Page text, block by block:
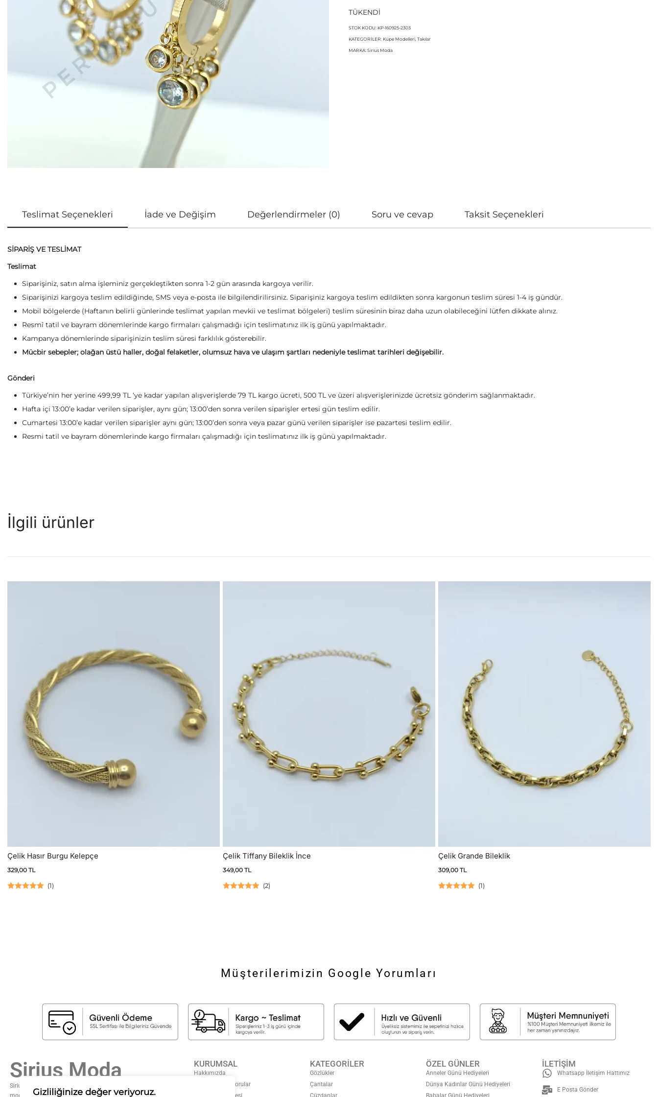
Gizliliğinize değer veriyoruz.
TÜKENDİ
STOK KODU: KP-160925-2303
KATEGORILER: Küpe Modelleri Takılar
MARKA:Sirius Moda
Teslimat Seçenekleri İade ve Değişim Değerlendirmeler (0) Soru ve cevap Taksit Seçenekleri
SİPARİŞ VE TESLİMAT
Teslimat
Siparişiniz, satın alma işleminiz gerçekleştikten sonra 1-2 gün arasında kargoya verilir.
Siparişinizi kargoya teslim edildiğinde, SMS veya e-posta ile bilgilendirilirsiniz. Siparişiniz kargoya teslim edildikten sonra kargonun teslim süresi 1-4 iş gündür.
Mobil bölgelerde (Haftanın belirli günlerinde teslimat yapılan mevkii ve teslimat bölgeleri) teslim süresinin biraz daha uzun olabileceğini lütfen dikkate alınız.
Resmî tatil ve bayram dönemlerinde kargo firmaları çalışmadığı için teslimatınız ilk iş günü yapılmaktadır.
Kampanya dönemlerinde siparişinizin teslim süresi farklılık gösterebilir.
Mücbir sebepler; olağan üstü haller, doğal felaketler, olumsuz hava ve ulaşım şartları nedeniyle teslimat tarihleri değişebilir.
Gönderi
Türkiye’nin her yerine 499,99 TL ‘ye kadar yapılan alışverişlerde 79 TL kargo ücreti, 500 TL ve üzeri alışverişlerinizde ücretsiz gönderim sağlanmaktadır.
Hafta içi 13:00’e kadar verilen siparişler, aynı gün; 13:00’den sonra verilen siparişler ertesi gün teslim edilir.
Cumartesi 13:00’e kadar verilen siparişler aynı gün; 13:00’den sonra veya pazar günü verilen siparişler ise pazartesi teslim edilir.
Resmi tatil ve bayram dönemlerinde kargo firmaları çalışmadığı için teslimatınız ilk iş günü yapılmaktadır.
İlgili ürünler
Çelik Hasır Burgu Kelepçe
329,00 TL
(1)
Çelik Tiffany Bileklik İnce
349,00 TL
(2)
Çelik Grande Bileklik
309,00 TL
(1)
Müşterilerimizin Google Yorumları
Sirius Moda
Sirius Moda olarak, stilin gücüne inanıyoruz. Zamansız şıklığı
modern dokunuşlarla buluşturarak, her kadının kendi tarzını
KURUMSAL
Hakkımızda
Sıkça Sorulan Sorular
Gizlilik Sözleşmesi
KATEGORİLER
Gözlükler
Çantalar
Cüzdanlar
ÖZEL GÜNLER
Anneler Günü Hediyeleri
Dünya Kadınlar Günü Hediyeleri
Babalar Günü Hediyeleri
İLETİŞİM
Whatsapp İletişim Hattımız
E Posta Gönder